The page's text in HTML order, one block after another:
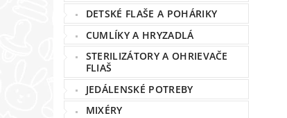
DETSKÉ FLAŠE A POHÁRIKY
CUMLÍKY A HRYZADLÁ
STERILIZÁTORY A OHRIEVAČE
FLIAŠ
JEDÁLENSKÉ POTREBY
MIXÉRY